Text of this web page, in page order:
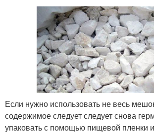
Если нужно использовать не весь
содержимое следует следует снова
упаковать с помощью пищевой пленки и